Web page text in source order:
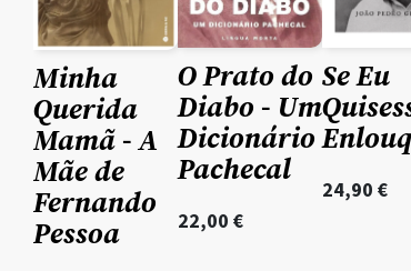
Minha
Querida
Mamã - A
Mãe de
Fernando
Pessoa
O Prato do
Diabo - Um
Dicionário
Pachecal
22,00 €
Se Eu
24,90 €